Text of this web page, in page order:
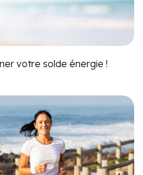
votre solde énergie !